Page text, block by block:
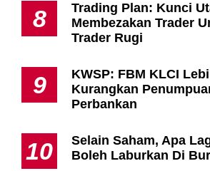
8
Trading Plan: Kunci
Membezakan Trader
Trader Rugi
9
KWSP: FBM KLCI
Kurangkan
Perbankan
10
Selain Saham, Apa
Boleh Laburkan Di